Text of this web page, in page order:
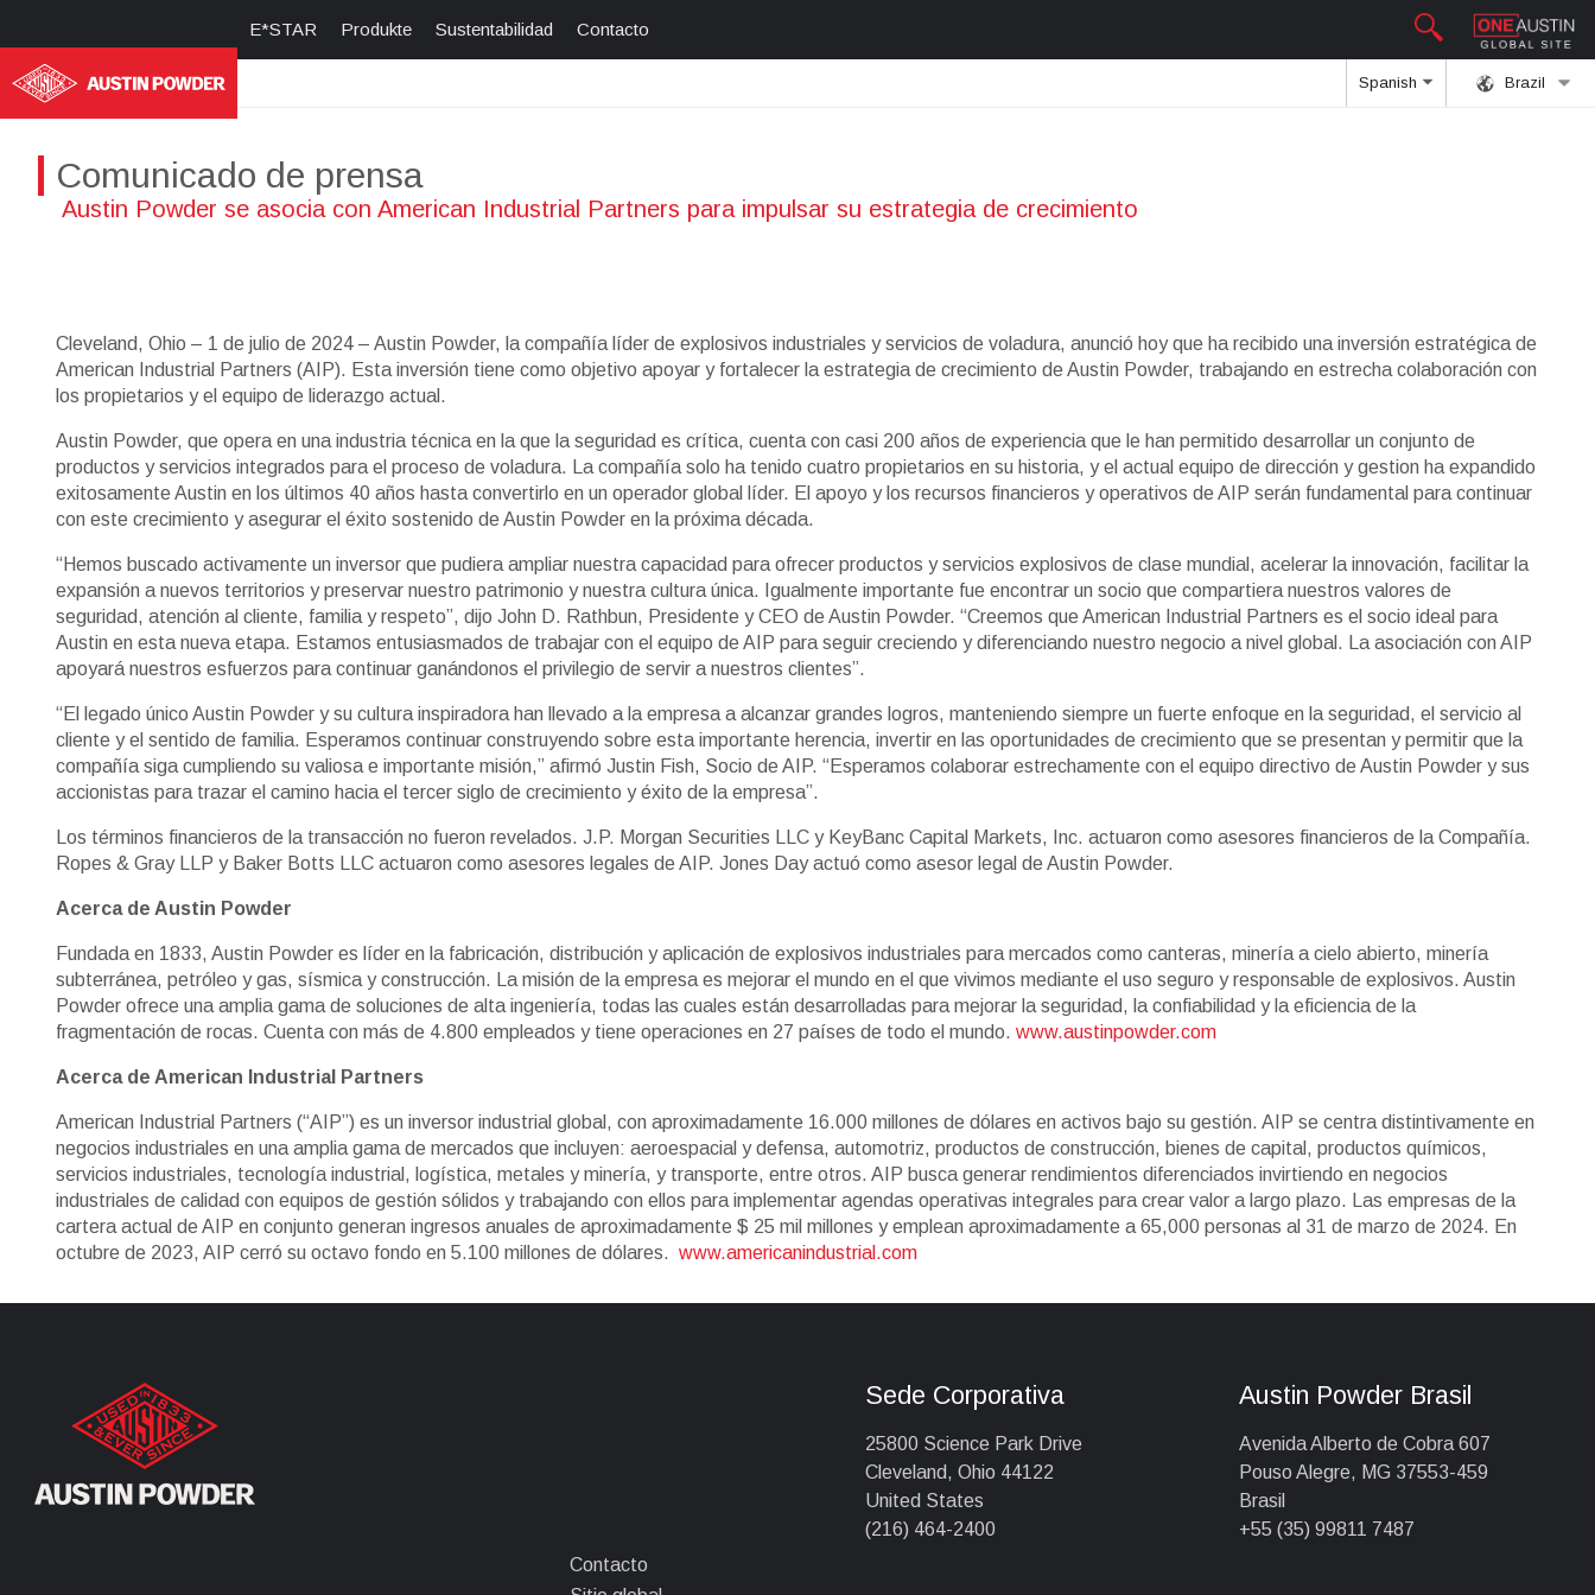
E*STAR Produkte Sustentabilidad Contacto
Brazil
Spanish
Comunicado de prensa
Austin Powder se asocia con American Industrial Partners para impulsar su estrategia de crecimiento
Cleveland, Ohio – 1 de julio de 2024 – Austin Powder, la compañía líder de explosivos industriales y servicios de voladura, anunció hoy que ha recibido una inversión estratégica de
American Industrial Partners (AIP). Esta inversión tiene como objetivo apoyar y fortalecer la estrategia de crecimiento de Austin Powder, trabajando en estrecha colaboración con
los propietarios y el equipo de liderazgo actual.
Austin Powder, que opera en una industria técnica en la que la seguridad es crítica, cuenta con casi 200 años de experiencia que le han permitido desarrollar un conjunto de
productos y servicios integrados para el proceso de voladura. La compañía solo ha tenido cuatro propietarios en su historia, y el actual equipo de dirección y gestion ha expandido
exitosamente Austin en los últimos 40 años hasta convertirlo en un operador global líder. El apoyo y los recursos financieros y operativos de AIP serán fundamental para continuar
con este crecimiento y asegurar el éxito sostenido de Austin Powder en la próxima década.
“Hemos buscado activamente un inversor que pudiera ampliar nuestra capacidad para ofrecer productos y servicios explosivos de clase mundial, acelerar la innovación, facilitar la
expansión a nuevos territorios y preservar nuestro patrimonio y nuestra cultura única. Igualmente importante fue encontrar un socio que compartiera nuestros valores de
seguridad, atención al cliente, familia y respeto”, dijo John D. Rathbun, Presidente y CEO de Austin Powder. “Creemos que American Industrial Partners es el socio ideal para
Austin en esta nueva etapa. Estamos entusiasmados de trabajar con el equipo de AIP para seguir creciendo y diferenciando nuestro negocio a nivel global. La asociación con AIP
apoyará nuestros esfuerzos para continuar ganándonos el privilegio de servir a nuestros clientes”.
“El legado único Austin Powder y su cultura inspiradora han llevado a la empresa a alcanzar grandes logros, manteniendo siempre un fuerte enfoque en la seguridad, el servicio al
cliente y el sentido de familia. Esperamos continuar construyendo sobre esta importante herencia, invertir en las oportunidades de crecimiento que se presentan y permitir que la
compañía siga cumpliendo su valiosa e importante misión,” afirmó Justin Fish, Socio de AIP. “Esperamos colaborar estrechamente con el equipo directivo de Austin Powder y sus
accionistas para trazar el camino hacia el tercer siglo de crecimiento y éxito de la empresa”.
Los términos financieros de la transacción no fueron revelados. J.P. Morgan Securities LLC y KeyBanc Capital Markets, Inc. actuaron como asesores financieros de la Compañía.
Ropes & Gray LLP y Baker Botts LLC actuaron como asesores legales de AIP. Jones Day actuó como asesor legal de Austin Powder.
Acerca de Austin Powder
Fundada en 1833, Austin Powder es líder en la fabricación, distribución y aplicación de explosivos industriales para mercados como canteras, minería a cielo abierto, minería
subterránea, petróleo y gas, sísmica y construcción. La misión de la empresa es mejorar el mundo en el que vivimos mediante el uso seguro y responsable de explosivos. Austin
Powder ofrece una amplia gama de soluciones de alta ingeniería, todas las cuales están desarrolladas para mejorar la seguridad, la confiabilidad y la eficiencia de la
fragmentación de rocas. Cuenta con más de 4.800 empleados y tiene operaciones en 27 países de todo el mundo. www.austinpowder.com
Acerca de American Industrial Partners
American Industrial Partners (“AIP”) es un inversor industrial global, con aproximadamente 16.000 millones de dólares en activos bajo su gestión. AIP se centra distintivamente en
negocios industriales en una amplia gama de mercados que incluyen: aeroespacial y defensa, automotriz, productos de construcción, bienes de capital, productos químicos,
servicios industriales, tecnología industrial, logística, metales y minería, y transporte, entre otros. AIP busca generar rendimientos diferenciados invirtiendo en negocios
industriales de calidad con equipos de gestión sólidos y trabajando con ellos para implementar agendas operativas integrales para crear valor a largo plazo. Las empresas de la
cartera actual de AIP en conjunto generan ingresos anuales de aproximadamente $ 25 mil millones y emplean aproximadamente a 65,000 personas al 31 de marzo de 2024. En
octubre de 2023, AIP cerró su octavo fondo en 5.100 millones de dólares. www.americanindustrial.com
Contacto
Sede Corporativa
25800 Science Park Drive
Cleveland, Ohio 44122
United States
(216) 464-2400
Austin Powder Brasil
Avenida Alberto de Cobra 607
Pouso Alegre, MG 37553-459
Brasil
+55 (35) 99811 7487